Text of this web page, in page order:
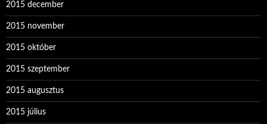
2015 december
2015 november
2015 október
2015 szeptember
2015 augusztus
2015 július